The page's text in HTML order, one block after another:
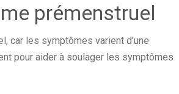
prémenstruel
car les symptômes varient d'une
pour aider à soulager les symptômes